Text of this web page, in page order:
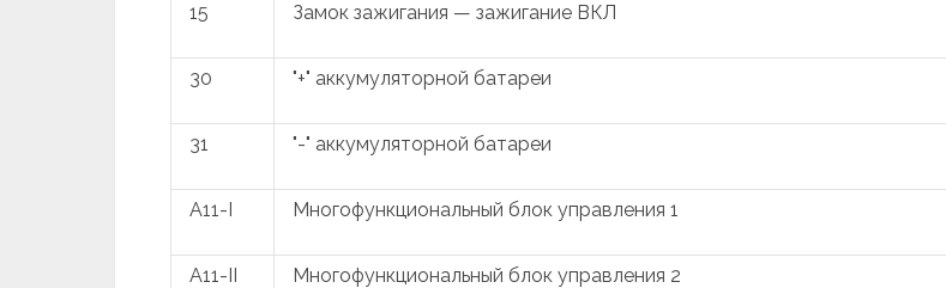
15 Замок зажигания — зажигание ВКЛ
30 "+" аккумуляторной батареи
31 "-" аккумуляторной батареи
A11-I Многофункциональный блок управления 1
A11-II Многофункциональный блок управления 2